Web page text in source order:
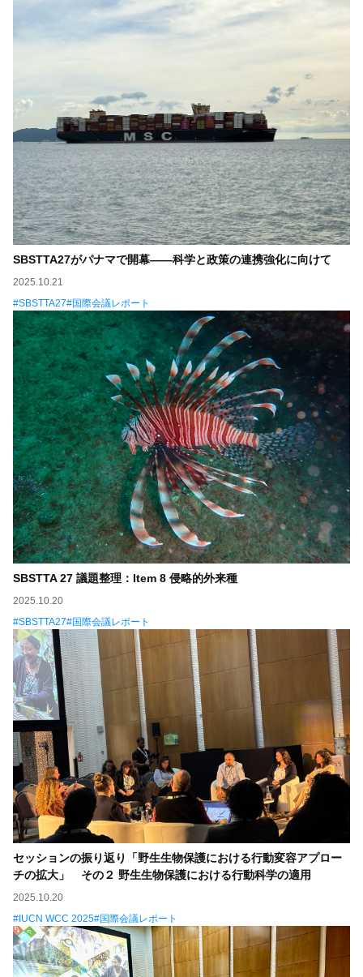
SBSTTA27がパナマで開幕――科学と政策の連携強化に向けて
2025.10.21
SBSTTA27
国際会議レポート
SBSTTA 27 議題整理：Item 8 侵略的外来種
2025.10.20
SBSTTA27
国際会議レポート
セッションの振り返り「野生生物保護における行動変容アプロー
チの拡大」 その２ 野生生物保護における行動科学の適用
2025.10.20
IUCN WCC 2025
国際会議レポート